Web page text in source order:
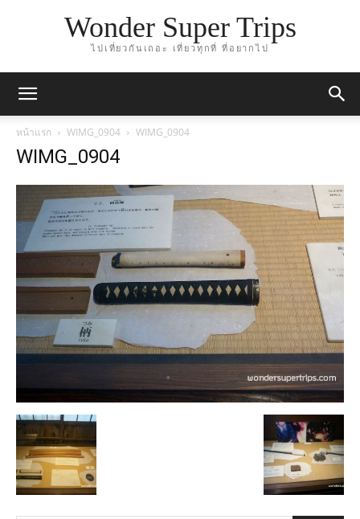
Wonder Super Trips
ไปเที่ยวกันเถอะ เที่ยวทุกที่ ที่อยากไป
หน้าแรก WIMG_0904 WIMG_0904
WIMG_0904